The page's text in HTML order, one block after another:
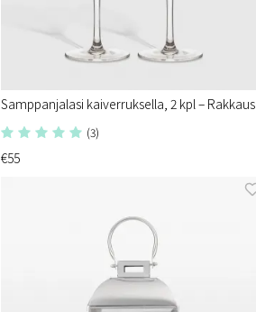
Samppanjalasi kaiverruksella, 2 kpl – Rakkaus
(3)
€55